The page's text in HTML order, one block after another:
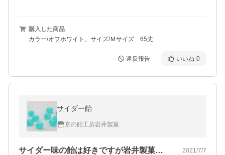
購入した商品
カラー/オフホワイト、サイズ/Ｍサイズ 65丈
違反報告 いいね 0
サイダー飴
京の飴工房岩井製菓
サイダー味の飴は好きですが岩井製菓さん… 2021/7/7